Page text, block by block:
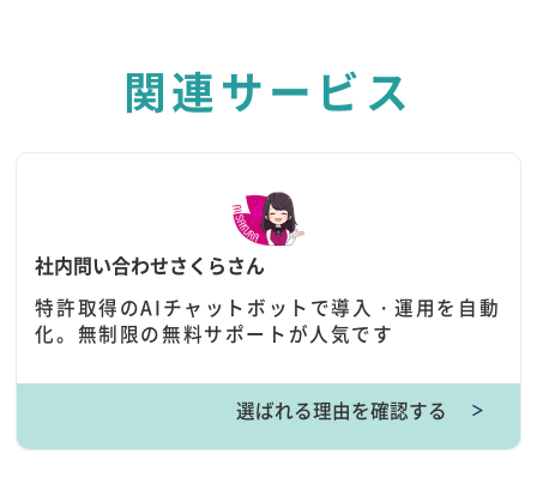
関連サービス
社内問い合わせさくらさん
特許取得のAIチャットボットで導入・運用を自動
化。無制限の無料サポートが人気です
選ばれる理由を確認する ＞